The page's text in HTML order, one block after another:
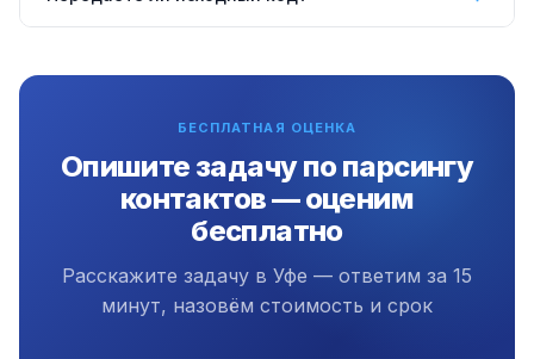
числе в Уфе. Коммуникация через Telegram, Zoom
документацию и инструкцию. Плюс 3 месяца
БЕСПЛАТНАЯ ОЦЕНКА
Опишите задачу по парсингу
контактов — оценим
бесплатно
Расскажите задачу в Уфе — ответим за 15
минут, назовём стоимость и срок